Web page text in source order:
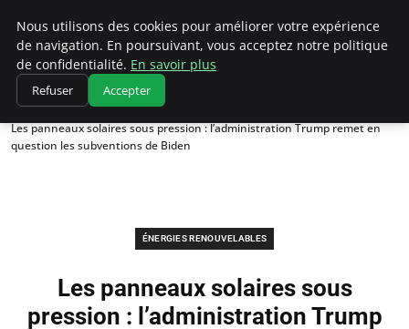
Climatedebtagents
Accueil
Énergies Renouvelables
Les panneaux solaires sous pression : l’administration Trump remet en
question les subventions de Biden
ÉNERGIES RENOUVELABLES
Les panneaux solaires sous
pression : l’administration Trump
Nous utilisons des cookies pour améliorer votre expérience
de navigation. En poursuivant, vous acceptez notre politique
de confidentialité. En savoir plus
Refuser Accepter